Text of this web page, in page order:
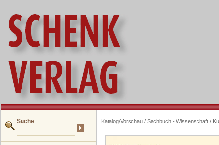
Suche Katalog/Vorschau / Sachbuch - Wissenschaft /